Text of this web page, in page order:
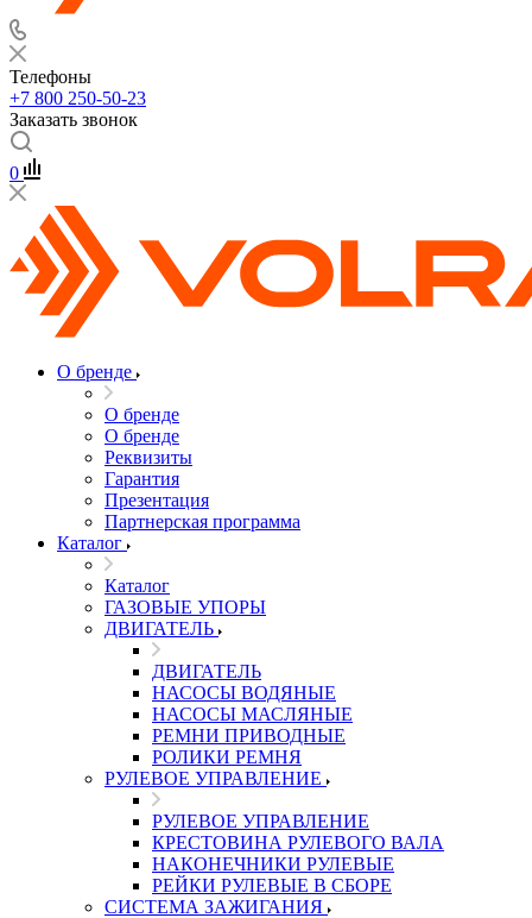
Телефоны
+7 800 250-50-23
Заказать звонок
0
О бренде
О бренде
О бренде
Реквизиты
Гарантия
Презентация
Партнерская программа
Каталог
Каталог
ГАЗОВЫЕ УПОРЫ
ДВИГАТЕЛЬ
ДВИГАТЕЛЬ
НАСОСЫ ВОДЯНЫЕ
НАСОСЫ МАСЛЯНЫЕ
РЕМНИ ПРИВОДНЫЕ
РОЛИКИ РЕМНЯ
РУЛЕВОЕ УПРАВЛЕНИЕ
РУЛЕВОЕ УПРАВЛЕНИЕ
КРЕСТОВИНА РУЛЕВОГО ВАЛА
НАКОНЕЧНИКИ РУЛЕВЫЕ
РЕЙКИ РУЛЕВЫЕ В СБОРЕ
СИСТЕМА ЗАЖИГАНИЯ